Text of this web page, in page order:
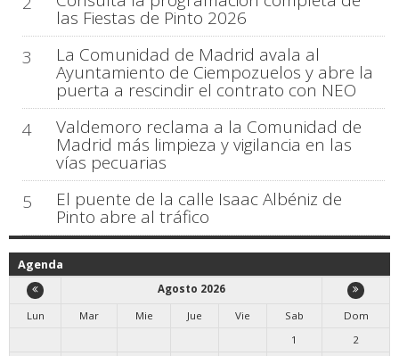
las Fiestas de Pinto 2026
3
La Comunidad de Madrid avala al
Ayuntamiento de Ciempozuelos y abre la
puerta a rescindir el contrato con NEO
4
Valdemoro reclama a la Comunidad de
Madrid más limpieza y vigilancia en las
vías pecuarias
5
El puente de la calle Isaac Albéniz de
Pinto abre al tráfico
Agenda
Agosto 2026
Lun
Mar Mie Jue Vie Sab
Dom
1
2